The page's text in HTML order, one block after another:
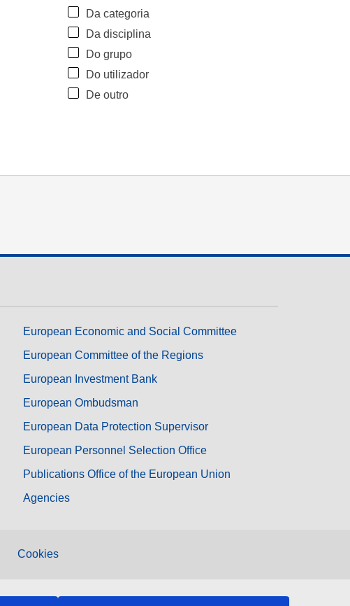
Da categoria
Da disciplina
Do grupo
Do utilizador
De outro
European Economic and Social Committee
European Committee of the Regions
European Investment Bank
European Ombudsman
European Data Protection Supervisor
European Personnel Selection Office
Publications Office of the European Union
Agencies
Cookies